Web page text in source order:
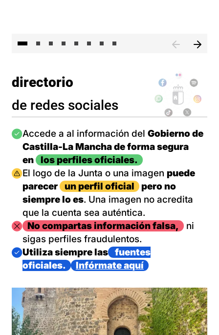
directorio
de redes sociales
Imagen
Accede a al información del Gobierno de
Castilla-La Mancha de forma segura
en
los perfiles oficiales.
Imagen
El logo de la Junta o una imagen puede
parecer
un perfil oficial
pero no
siempre lo es. Una imagen no acredita
que la cuenta sea auténtica.
ImagenNo compartas información falsa,
ni
sigas perfiles fraudulentos.
Imagen
Utiliza siempre las
fuentes
oficiales.
Infórmate aquí